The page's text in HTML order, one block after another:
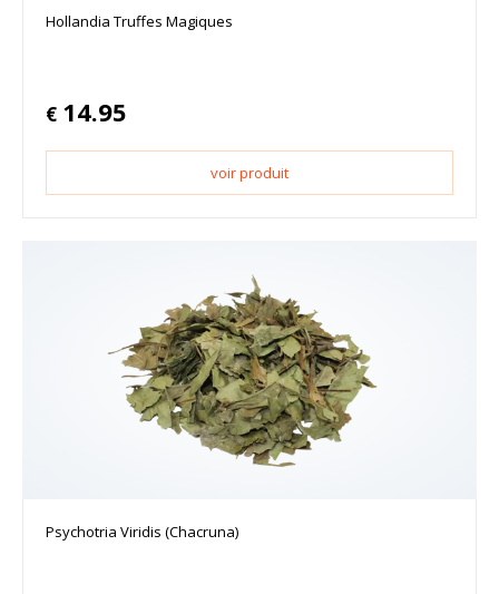
Hollandia Truffes Magiques
€ 14.95
voir produit
Psychotria Viridis (Chacruna)